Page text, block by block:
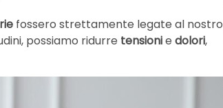
fossero strettamente legate al nostro
possiamo ridurre tensionie dolori,